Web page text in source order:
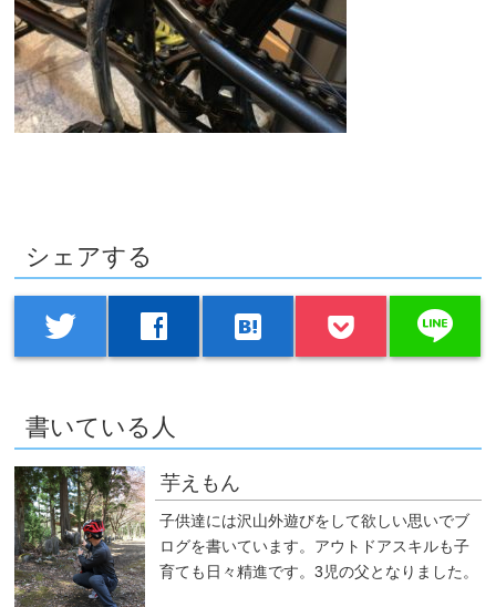
シェアする
twitter facebook hatenabookmark line
書いている人
芋えもん
子供達には沢山外遊びをして欲しい思いでブ
ログを書いています。アウトドアスキルも子
育ても日々精進です。3児の父となりました。